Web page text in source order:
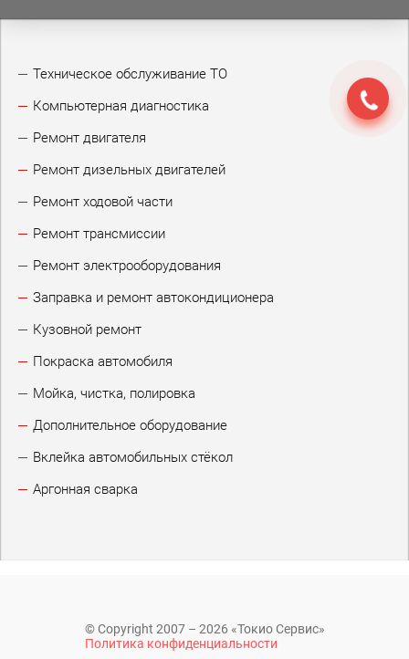
Техническое обслуживание ТО
Компьютерная диагностика
Ремонт двигателя
Ремонт дизельных двигателей
Ремонт ходовой части
Ремонт трансмиссии
Ремонт электрооборудования
Заправка и ремонт автокондиционера
Кузовной ремонт
Покраска автомобиля
Мойка, чистка, полировка
Дополнительное оборудование
Вклейка автомобильных стёкол
Аргонная сварка
© Copyright 2007 – 2026 «Токио Сервис»
Политика конфиденциальности